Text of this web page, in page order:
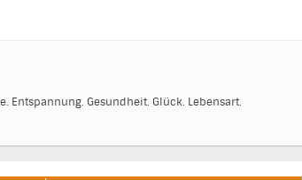
Entspannung. Gesundheit. Glück. Lebensart.